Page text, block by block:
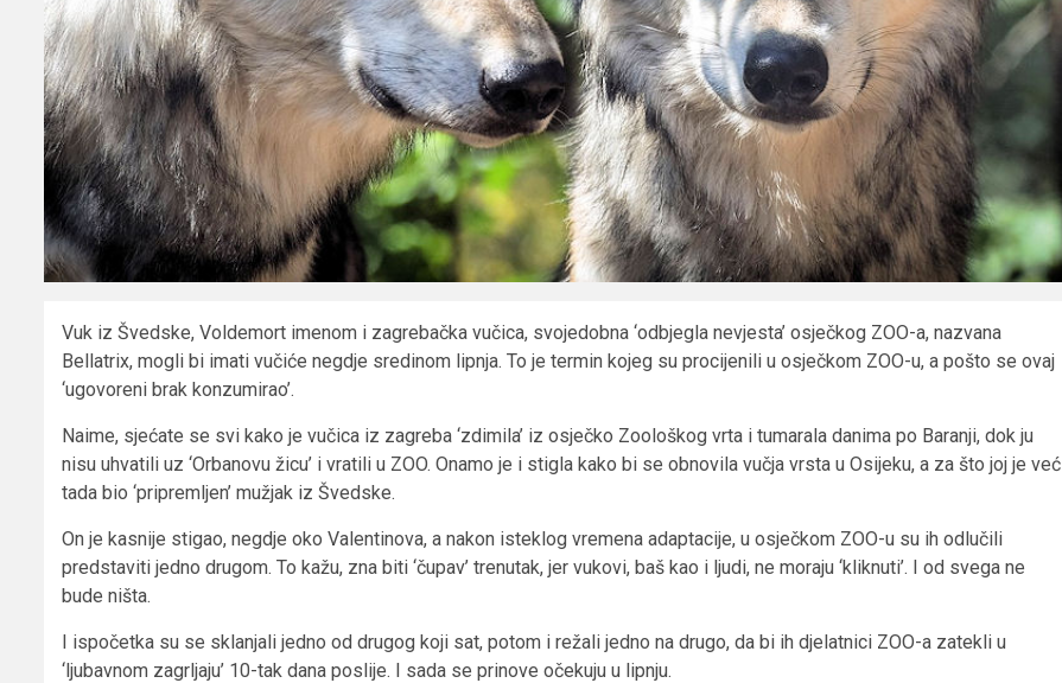
Vuk iz Švedske, Voldemort imenom i zagrebačka vučica, svojedobna ‘odbjegla nevjesta’ osječkog ZOO-a, nazvana
Bellatrix, mogli bi imati vučiće negdje sredinom lipnja. To je termin kojeg su procijenili u osječkom ZOO-u, a pošto se ovaj
‘ugovoreni brak konzumirao’.
Naime, sjećate se svi kako je vučica iz zagreba ‘zdimila’ iz osječko Zoološkog vrta i tumarala danima po Baranji, dok ju
nisu uhvatili uz ‘Orbanovu žicu’ i vratili u ZOO. Onamo je i stigla kako bi se obnovila vučja vrsta u Osijeku, a za što joj je već
tada bio ‘pripremljen’ mužjak iz Švedske.
On je kasnije stigao, negdje oko Valentinova, a nakon isteklog vremena adaptacije, u osječkom ZOO-u su ih odlučili
predstaviti jedno drugom. To kažu, zna biti ‘čupav’ trenutak, jer vukovi, baš kao i ljudi, ne moraju ‘kliknuti’. I od svega ne
bude ništa.
I ispočetka su se sklanjali jedno od drugog koji sat, potom i režali jedno na drugo, da bi ih djelatnici ZOO-a zatekli u
‘ljubavnom zagrljaju’ 10-tak dana poslije. I sada se prinove očekuju u lipnju.